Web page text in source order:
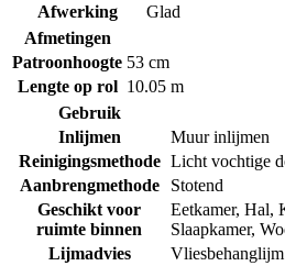
Afwerking
Glad
Afmetingen
Patroonhoogte 53 cm
Lengte op rol 10.05 m
Gebruik
Inlijmen
Muur inlijmen
Reinigingsmethode Licht vochtige
Aanbrengmethode
Stotend
Geschikt voor
ruimte binnen
Eetkamer, Hal,
Slaapkamer,
Lijmadvies
Vliesbehanglijm